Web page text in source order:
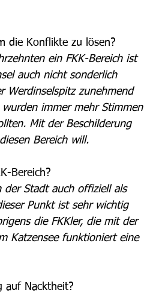
die Konflikte zu lösen?
ein FKK-Bereich ist
auch nicht sonderlich
Werdinselspitz zunehmend
immer mehr Stimmen
Mit der Beschilderung
Bereich will.
Bereich?
der Stadt auch offiziell als
Punkt ist sehr wichtig
die FKKler, die mit der
Katzensee funktioniert eine
auf Nacktheit?